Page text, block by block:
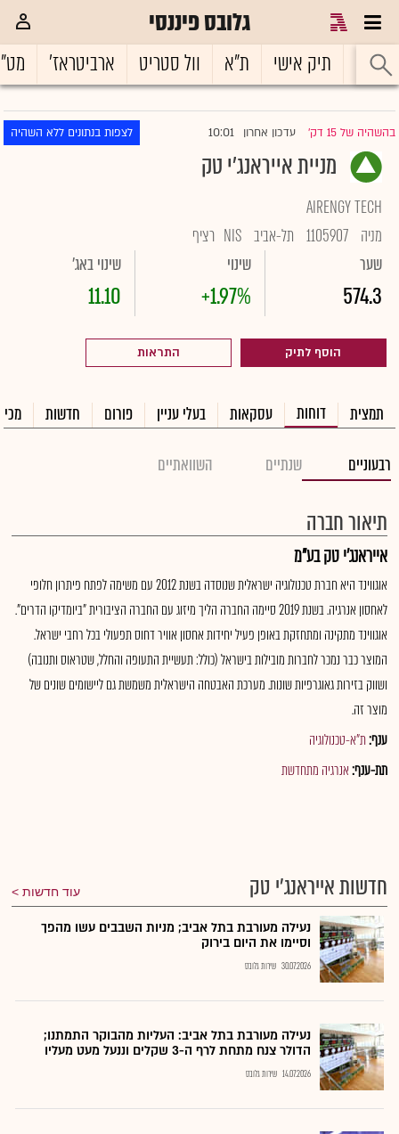
גלובס פיננסי
ראשי תיק אישי ת"א וול סטריט ארביטראז'
בהשהיה של 15 דק' |עדכון אחרון 10:01 לצפות בנתונים ללא השהיה
מניית אייראנג'י טק
AIRENGY TECH
מניה 1105907 תל-אביב NIS רציף
שער
574.3
שינוי
+1.97%
שינוי באג'
11.10
הוסף לתיק התראות
תמצית דוחות עסקאות בעלי עניין פורום חדשות
רבעוניים שנתיים השוואתיים
תיאור חברה
אייראנג'י טק בע"מ
אוגווינד היא חברת טכנולוגיה ישראלית שנוסדה בשנת 2012 עם משימה לפתח פיתרון חלופי
לאחסון אנרגיה. בשנת 2019 סיימה החברה הליך מיזוג עם החברה הציבורית "ביומדיקו הדרים".
אוגווינד מתקינה ומתחזקת באופן פעיל יחידות אחסון אוויר דחוס תפעולי בכל רחבי ישראל.
המוצר כבר נמכר לחברות מובילות בישראל (כולל: תעשיית התעופה והחלל, שטראוס ותנובה)
ושווק בזירות גאוגרפיות שונות. מערכת האבטחה הישראלית משמשת גם ליישומים שונים של
מוצר זה.
ענף:ת"א-טכנולוגיה
תת-ענף:אנרגיה מתחדשת
חדשות אייראנג'י טק עוד חדשות
נעילה מעורבת בתל אביב; מניות השבבים עשו מהפך
וסיימו את היום בירוק
30.07.2026 שירות גלובס
נעילה מעורבת בתל אביב: העליות מהבוקר התמתנו;
הדולר צנח מתחת לרף ה-3 שקלים וננעל מעט מעליו
14.07.2026 שירות גלובס